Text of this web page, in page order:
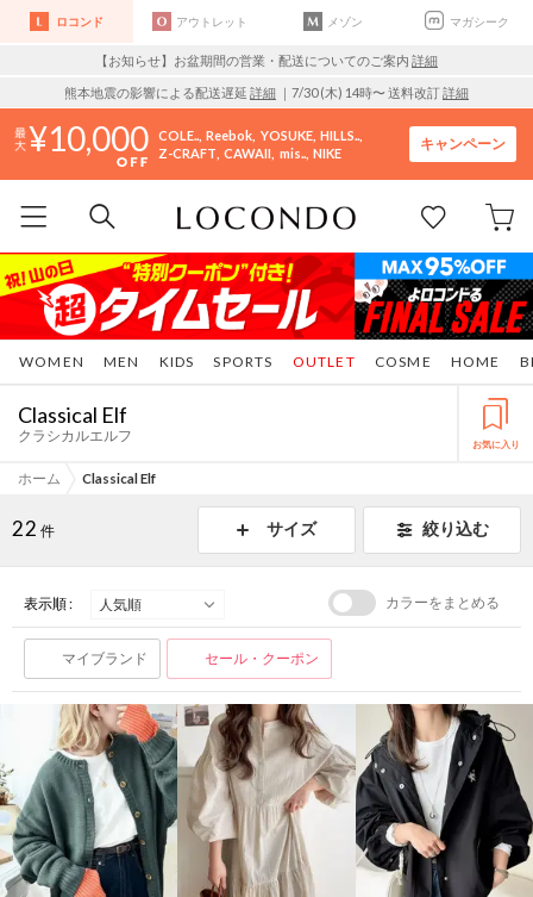
ロコンド アウトレット メゾン マガシーク
【お知らせ】お盆期間の営業・配送についてのご案内 詳細
熊本地震の影響による配送遅延 詳細 ｜7/30 (木) 14時〜 送料改訂詳細
10,000 COLE.. Reebok YOSUKE HILLS..
Z-CRAFT CAWAII mis.. NIKE
キャンペーン
WOMEN MEN KIDS SPORTS COSME HOME
OUTLET
Classical Elf
クラシカルエルフ お気に入り
ホーム Classical Elf
22 件 サイズ 絞り込む
表示順 : カラーをまとめる
マイブランド セール・クーポン